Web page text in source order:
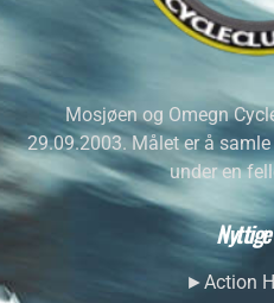
Mosjøen og Omegn
29.09.2003. Målet er å
under en
►Action